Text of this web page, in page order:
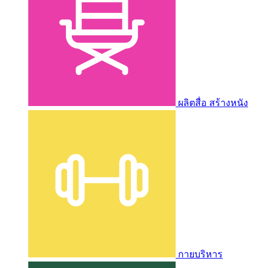
ผลิตสื่อ สร้างหนัง
กายบริหาร